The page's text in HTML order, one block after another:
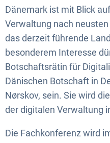
Dänemark ist mit Blick
Verwaltung nach
das derzeit führende
besonderem Interesse
Botschaftsrätin für
Dänischen Botschaft in
Nørskov, sein. Sie wird
der digitalen Verwaltung
Die Fachkonferenz wird